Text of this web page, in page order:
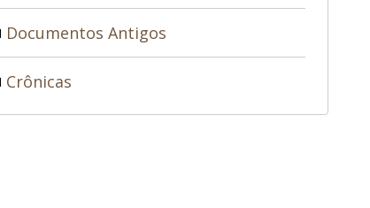
Documentos Antigos
Crônicas